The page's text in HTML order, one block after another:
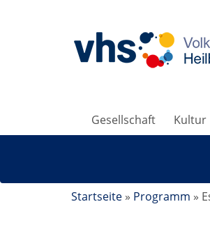
Gesellschaft Kultur
Startseite » Programm »